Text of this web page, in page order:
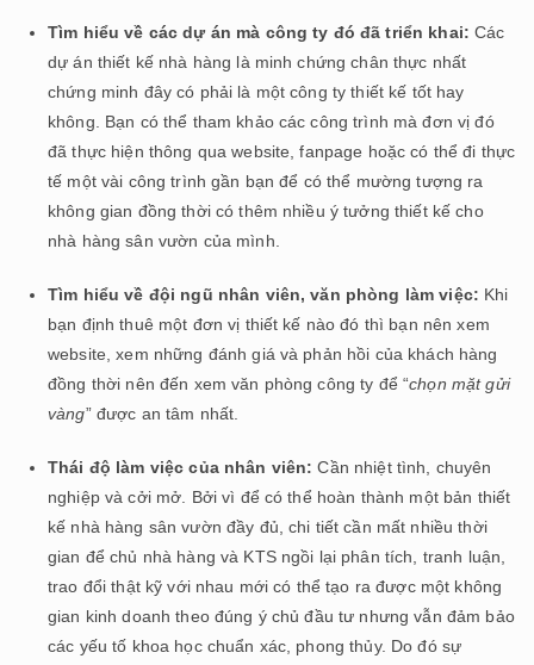
Tìm hiểu về các dự án mà công ty đó đã triển khai:Các
dự án thiết kế nhà hàng là minh chứng chân thực nhất
chứng minh đây có phải là một công ty thiết kế tốt hay
không. Bạn có thể tham khảo các công trình mà đơn vị đó
đã thực hiện thông qua website, fanpage hoặc có thể đi thực
tế một vài công trình gần bạn để có thể mường tượng ra
không gian đồng thời có thêm nhiều ý tưởng thiết kế cho
nhà hàng sân vườn của mình.
Tìm hiểu về đội ngũ nhân viên, văn phòng làm việc: Khi
bạn định thuê một đơn vị thiết kế nào đó thì bạn nên xem
website, xem những đánh giá và phản hồi của khách hàng
đồng thời nên đến xem văn phòng công ty để “chọn mặt gửi
vàng” được an tâm nhất.
Thái độ làm việc của nhân viên: Cần nhiệt tình, chuyên
nghiệp và cởi mở. Bởi vì để có thể hoàn thành một bản thiết
kế nhà hàng sân vườn đầy đủ, chi tiết cần mất nhiều thời
gian để chủ nhà hàng và KTS ngồi lại phân tích, tranh luận,
trao đổi thật kỹ với nhau mới có thể tạo ra được một không
gian kinh doanh theo đúng ý chủ đầu tư nhưng vẫn đảm bảo
các yếu tố khoa học chuẩn xác, phong thủy. Do đó sự